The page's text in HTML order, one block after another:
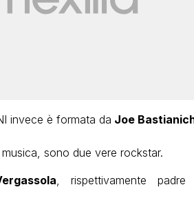
invece è formata da Joe
sono due vere rockstar.
, rispettivamente